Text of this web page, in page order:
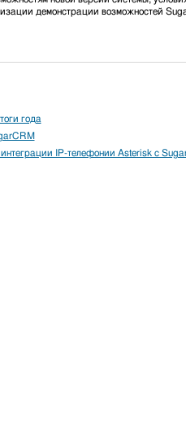
демонстрации возможностей
года
IP-телефонии Asterisk с